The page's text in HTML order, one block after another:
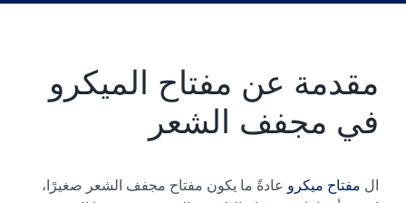
مقدمة عن مفتاح الميكرو
في مجفف الشعر
ال مفتاح ميكرو عادةً ما يكون مفتاح مجفف الشعر صغيرًا،